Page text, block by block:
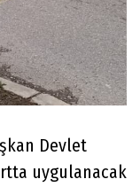
Devlet
uygulanacak